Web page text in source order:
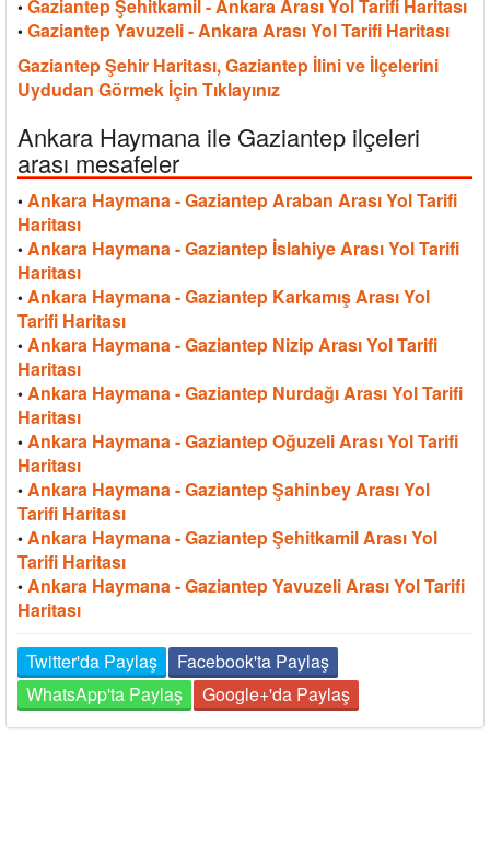
• Gaziantep Şehitkamil - Ankara Arası Yol Tarifi Haritası
• Gaziantep Yavuzeli - Ankara Arası Yol Tarifi Haritası
Gaziantep Şehir Haritası, Gaziantep İlini ve İlçelerini
Uydudan Görmek İçin Tıklayınız
Ankara Haymana ile Gaziantep ilçeleri
arası mesafeler
• Ankara Haymana - Gaziantep Araban Arası Yol Tarifi
Haritası
• Ankara Haymana - Gaziantep İslahiye Arası Yol Tarifi
Haritası
• Ankara Haymana - Gaziantep Karkamış Arası Yol
Tarifi Haritası
• Ankara Haymana - Gaziantep Nizip Arası Yol Tarifi
Haritası
• Ankara Haymana - Gaziantep Nurdağı Arası Yol Tarifi
Haritası
• Ankara Haymana - Gaziantep Oğuzeli Arası Yol Tarifi
Haritası
• Ankara Haymana - Gaziantep Şahinbey Arası Yol
Tarifi Haritası
• Ankara Haymana - Gaziantep Şehitkamil Arası Yol
Tarifi Haritası
• Ankara Haymana - Gaziantep Yavuzeli Arası Yol Tarifi
Haritası
Twitter'da Paylaş
Facebook'ta Paylaş
WhatsApp'ta Paylaş
Google+'da Paylaş